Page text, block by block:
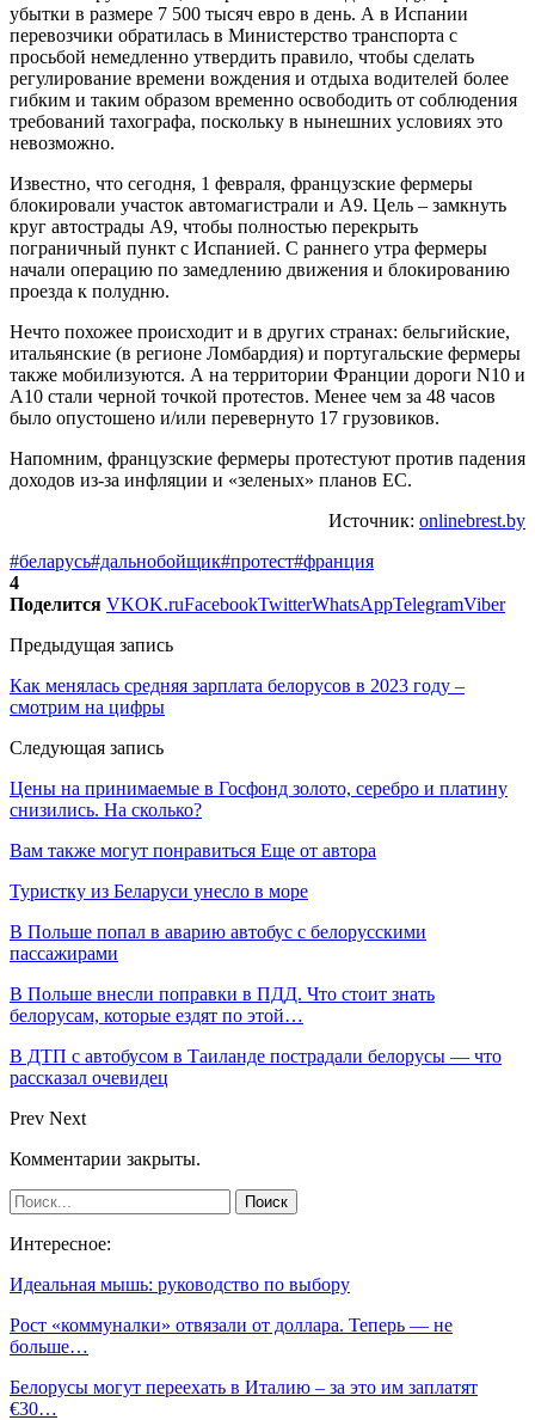
убытки в размере 7 500 тысяч евро в день. А в Испании
перевозчики обратилась в Министерство транспорта с
просьбой немедленно утвердить правило, чтобы сделать
регулирование времени вождения и отдыха водителей более
гибким и таким образом временно освободить от соблюдения
требований тахографа, поскольку в нынешних условиях это
невозможно.
Известно, что сегодня, 1 февраля, французские фермеры
блокировали участок автомагистрали и А9. Цель – замкнуть
круг автострады А9, чтобы полностью перекрыть
пограничный пункт с Испанией. С раннего утра фермеры
начали операцию по замедлению движения и блокированию
проезда к полудню.
Нечто похожее происходит и в других странах: бельгийские,
итальянские (в регионе Ломбардия) и португальские фермеры
также мобилизуются. А на территории Франции дороги N10 и
A10 стали черной точкой протестов. Менее чем за 48 часов
было опустошено и/или перевернуто 17 грузовиков.
Напомним, французские фермеры протестуют против падения
доходов из-за инфляции и «зеленых» планов ЕС.
Источник: onlinebrest.by
#беларусь#дальнобойщик#протест#франция
4
Поделится VKOK.ruFacebookTwitterWhatsAppTelegramViber
Предыдущая запись
Как менялась средняя зарплата белорусов в 2023 году –
смотрим на цифры
Следующая запись
Цены на принимаемые в Госфонд золото, серебро и платину
снизились. На сколько?
Вам также могут понравиться Еще от автора
Туристку из Беларуси унесло в море
В Польше попал в аварию автобус с белорусскими
пассажирами
В Польше внесли поправки в ПДД. Что стоит знать
белорусам, которые ездят по этой…
В ДТП с автобусом в Таиланде пострадали белорусы — что
рассказал очевидец
Prev Next
Комментарии закрыты.
Интересное:
Идеальная мышь: руководство по выбору
Рост «коммуналки» отвязали от доллара. Теперь — не
больше…
Белорусы могут переехать в Италию – за это им заплатят
€30…